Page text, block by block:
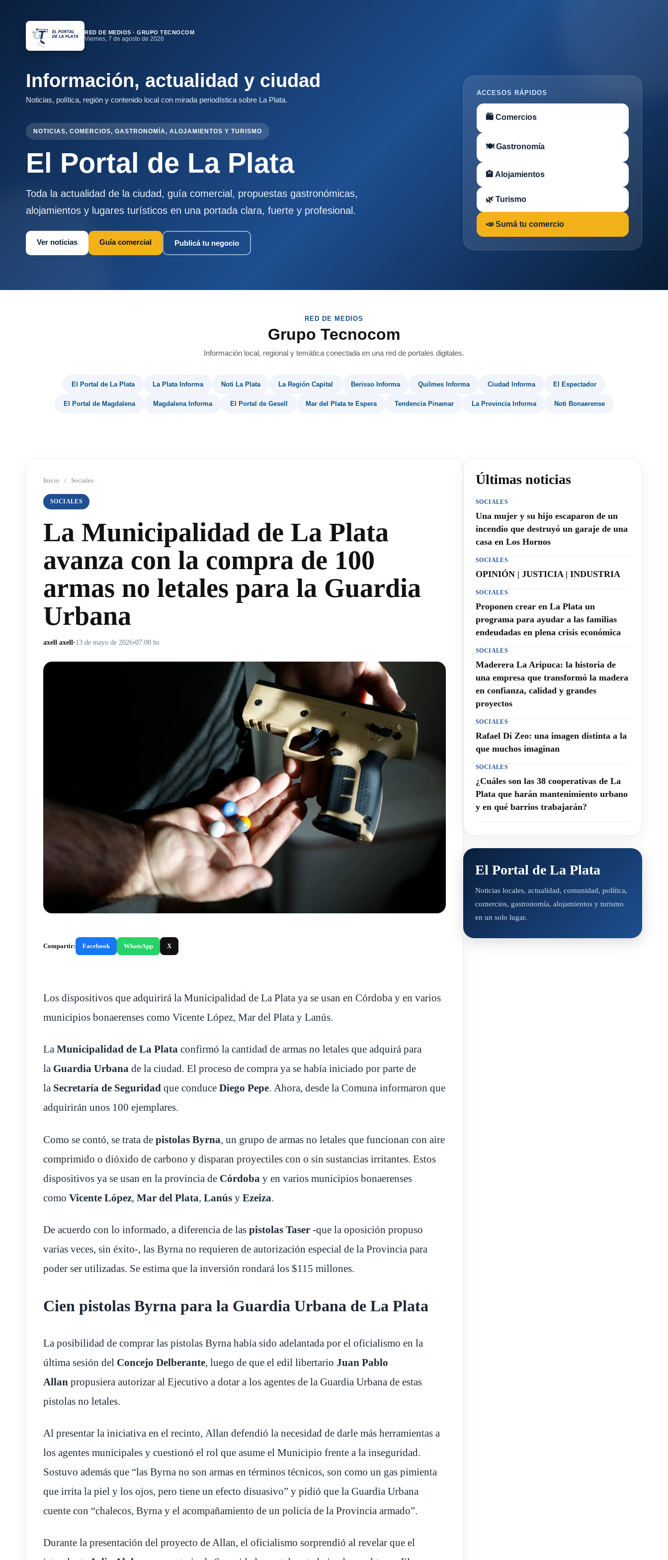
RED DE MEDIOS · GRUPO TECNOCOM
Viernes, 7 de agosto de 2026
Información, actualidad y ciudad
Noticias, política, región y contenido local con mirada periodística sobre La Plata.
NOTICIAS, COMERCIOS, GASTRONOMÍA, ALOJAMIENTOS Y TURISMO
El Portal de La Plata
Toda la actualidad de la ciudad, guía comercial, propuestas gastronómicas,
alojamientos y lugares turísticos en una portada clara, fuerte y profesional.
Ver noticias Guía comercial Publicá tu negocio
ACCESOS RÁPIDOS
🛍 Comercios
🍽 Gastronomía
🏨 Alojamientos
🌿 Turismo
📣 Sumá tu comercio
RED DE MEDIOS
Grupo Tecnocom
Información local, regional y temática conectada en una red de portales digitales.
El Portal de La Plata La Plata Informa Noti La Plata La Región Capital Berisso Informa Quilmes Informa Ciudad Informa El Espectador
El Portal de Magdalena Magdalena Informa El Portal de Gesell Mar del Plata te Espera Tendencia Pinamar La Provincia Informa Noti Bonaerense
Inicio / Sociales
SOCIALES
La Municipalidad de La Plata
avanza con la compra de 100
armas no letales para la Guardia
Urbana
axell axell•13 de mayo de 2026•07:00 hs
Compartir: Facebook WhatsApp X
Los dispositivos que adquirirá la Municipalidad de La Plata ya se usan en Córdoba y en varios
municipios bonaerenses como Vicente López, Mar del Plata y Lanús.
La Municipalidad de La Plata confirmó la cantidad de armas no letales que adquirá para
la Guardia Urbana de la ciudad. El proceso de compra ya se había iniciado por parte de
la Secretaría de Seguridad que conduce Diego Pepe. Ahora, desde la Comuna informaron que
adquirirán unos 100 ejemplares.
Como se contó, se trata de pistolas Byrna, un grupo de armas no letales que funcionan con aire
comprimido o dióxido de carbono y disparan proyectiles con o sin sustancias irritantes. Estos
dispositivos ya se usan en la provincia de Córdoba y en varios municipios bonaerenses
como Vicente López, Mar del Plata, Lanús y Ezeiza.
De acuerdo con lo informado, a diferencia de las pistolas Taser -que la oposición propuso
varias veces, sin éxito-, las Byrna no requieren de autorización especial de la Provincia para
poder ser utilizadas. Se estima que la inversión rondará los $115 millones.
Cien pistolas Byrna para la Guardia Urbana de La Plata
La posibilidad de comprar las pistolas Byrna había sido adelantada por el oficialismo en la
última sesión del Concejo Delberante, luego de que el edil libertario Juan Pablo
Allan propusiera autorizar al Ejecutivo a dotar a los agentes de la Guardia Urbana de estas
pistolas no letales.
Al presentar la iniciativa en el recinto, Allan defendió la necesidad de darle más herramientas a
los agentes municipales y cuestionó el rol que asume el Municipio frente a la inseguridad.
Sostuvo además que “las Byrna no son armas en términos técnicos, son como un gas pimienta
que irrita la piel y los ojos, pero tiene un efecto disuasivo” y pidió que la Guardia Urbana
cuente con “chalecos, Byrna y el acompañamiento de un policía de la Provincia armado”.
Durante la presentación del proyecto de Allan, el oficialismo sorprendió al revelar que el
Últimas noticias
SOCIALES
Una mujer y su hijo escaparon de un
incendio que destruyó un garaje de una
casa en Los Hornos
SOCIALES
OPINIÓN | JUSTICIA | INDUSTRIA
SOCIALES
Proponen crear en La Plata un
programa para ayudar a las familias
endeudadas en plena crisis económica
SOCIALES
Maderera La Aripuca: la historia de
una empresa que transformó la madera
en confianza, calidad y grandes
proyectos
SOCIALES
Rafael Di Zeo: una imagen distinta a la
que muchos imaginan
SOCIALES
¿Cuáles son las 38 cooperativas de La
Plata que harán mantenimiento urbano
y en qué barrios trabajarán?
El Portal de La Plata
Noticias locales, actualidad, comunidad, política,
comercios, gastronomía, alojamientos y turismo
en un solo lugar.